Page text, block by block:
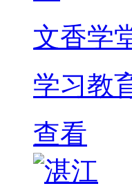
文香学
学习教
查看